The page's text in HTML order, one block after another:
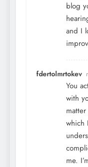
blog
and I
fdertolmrtokev
You
with
which
me.